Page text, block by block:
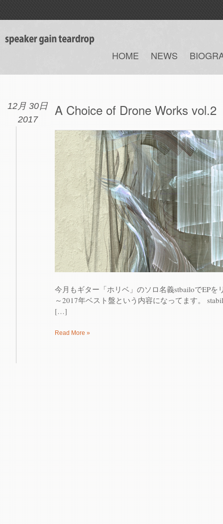
HOME NEWS
12月 30日
2017
A Choice of Drone Works vol​.​2
今月もギター「ホリベ」のソロ名義stbailoでEP
～2017年ベスト盤という内容になってます。
[…]
Read More »